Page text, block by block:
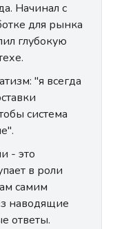
Начинал с
для рынка
глубокую
"я всегда
система
- это
в роли
самим
наводящие
ответы.